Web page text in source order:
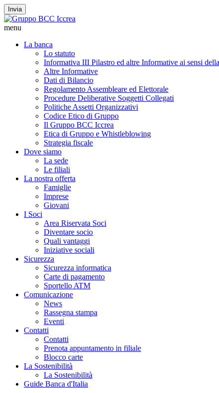
Invia
menu
La banca
Lo statuto
Informativa III Pilastro ed altre Informative ai sensi
Altre Informative
Dati di Bilancio
Regolamento Assembleare ed Elettorale
Procedure Deliberative Soggetti Collegati
Politiche Assetti Organizzativi
Codice Etico di Gruppo
Il Gruppo BCC Iccrea
Etica di Gruppo e Whistleblowing
Strategia fiscale
Dove siamo
La sede
Le filiali
La nostra offerta
Famiglie
Imprese
Giovani
I Soci
Area Riservata Soci
Diventare socio
Quali vantaggi
Iniziative sociali
Sicurezza
Sicurezza informatica
Carte di pagamento
Sportello ATM
Comunicazione
News
Rassegna stampa
Eventi
Contatti
Contatti
Prenota appuntamento in filiale
Blocco carte
La Sostenibilità
La Sostenibilità
Guide Banca d'Italia